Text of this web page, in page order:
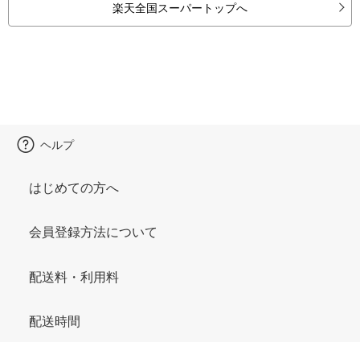
楽天全国スーパートップへ
ヘルプ
はじめての方へ
会員登録方法について
配送料・利用料
配送時間